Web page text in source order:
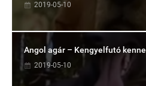
2019-05-10
Angol agár – Kengyelfutó kennel
2019-05-10